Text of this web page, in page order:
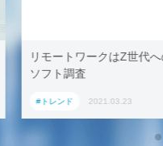
リモートワークはZ世代
ソフト調査
#トレンド 2021.03.23